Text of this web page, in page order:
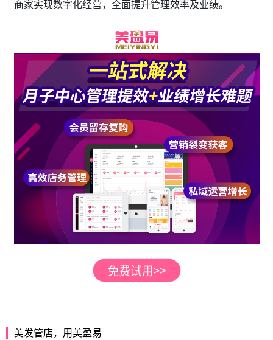
商家实现数字化经营，全面提升管理效率及业绩。
美发管店，用美盈易